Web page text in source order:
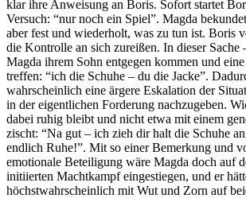
klar ihre Anweisung an Boris. Sofort startet
Versuch: “nur noch ein Spiel”. Magda
aber fest und wiederholt, was zu tun ist. Boris
die Kontrolle an sich zureißen. In dieser Sache
Magda ihrem Sohn entgegen kommen und
treffen: “ich die Schuhe – du die Jacke”.
wahrscheinlich eine ärgere Eskalation der
in der eigentlichen Forderung nachzugeben.
dabei ruhig bleibt und nicht etwa mit einem
zischt: “Na gut – ich zieh dir halt die Schuhe
endlich Ruhe!”. Mit so einer Bemerkung und
emotionale Beteiligung wäre Magda doch auf
initiierten Machtkampf eingestiegen, und er
höchstwahrscheinlich mit Wut und Zorn auf